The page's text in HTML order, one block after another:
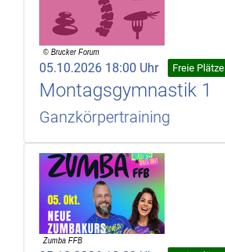
05.10.2026 18:00 Uhr Freie Plätze
Montagsgymnastik 1
Ganzkörpertraining